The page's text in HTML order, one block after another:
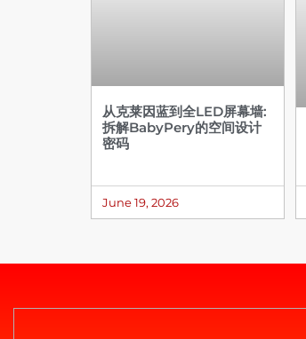
从克莱因蓝到全LED屏幕墙:
拆解BabyPery的空间设计
密码
June 19, 2026